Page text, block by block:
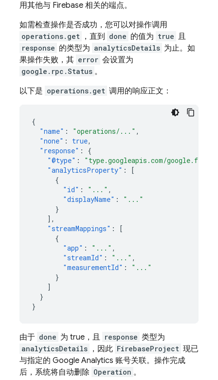
用其他与 Firebase 相关的端点。
如需检查操作是否成功，您可以对操作调用
operations.get ，直到 done 的值为 true 且
response 的类型为 analyticsDetails 为止。如
果操作失败，其 error 会设置为
google.rpc.Status 。
以下是 operations.get 调用的响应正文：
{
"name" : "operations/..." ,
"none" : true,
"response" :
{
"@type" :
"type.googleapis.com/
"analyticsProperty" :
[
{
"id" : "..." ,
"displayName" :
"..."
}
],
"streamMappings" :
[
{
"app" : "..." ,
"streamId" : "..." ,
"measurementId" :
"..."
}
]
}
}
由于 done 为 true，且 response 类型为
analyticsDetails ，因此 FirebaseProject 现已
与指定的 Google Analytics 账号关联。操作完成
后，系统将自动删除 Operation 。